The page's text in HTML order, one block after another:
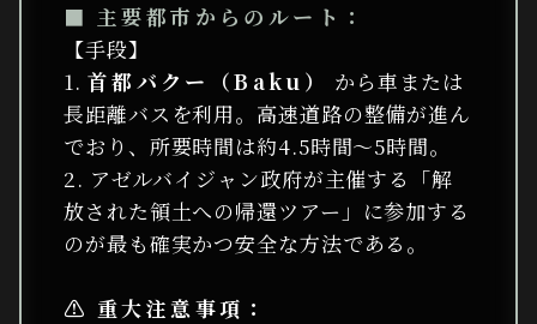
■ 主要都市からのルート：
【手段】
1. 首都バクー（Baku）
から車または
長距離バスを利用。高速道路の整備が進ん
でおり、所要時間は約4.5時間〜5時間。
2. アゼルバイジャン政府が主催する「解
放された領土への帰還ツアー」に参加する
のが最も確実かつ安全な方法である。
⚠️ 重大注意事項：